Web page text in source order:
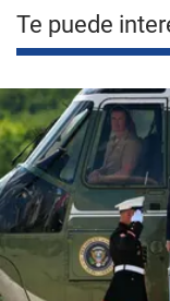
Te puede